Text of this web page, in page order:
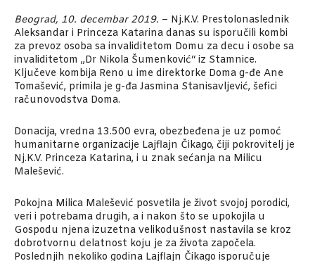
Beograd, 10. decembar 2019. – Nj.K.V. Prestolonaslednik
Aleksandar i Princeza Katarina danas su isporučili kombi
za prevoz osoba sa invaliditetom Domu za decu i osobe sa
invaliditetom „Dr Nikola Šumenković“ iz Stamnice.
Ključeve kombija Reno u ime direktorke Doma g-đe Ane
Tomašević, primila je g-đa Jasmina Stanisavljević, šefici
računovodstva Doma.
Donacija, vredna 13.500 evra, obezbeđena je uz pomoć
humanitarne organizacije Lajflajn Čikago, čiji pokrovitelj je
Nj.K.V. Princeza Katarina, i u znak sećanja na Milicu
Malešević.
Pokojna Milica Malešević posvetila je život svojoj porodici,
veri i potrebama drugih, a i nakon što se upokojila u
Gospodu njena izuzetna velikodušnost nastavila se kroz
dobrotvornu delatnost koju je za života započela.
Poslednjih nekoliko godina Lajflajn Čikago isporučuje